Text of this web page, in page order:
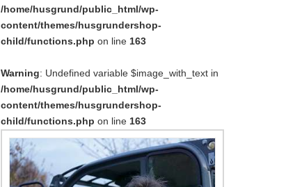
/home/husgrund/public_html/wp-
content/themes/husgrundershop-
child/functions.php on line 163
Warning: Undefined variable $image_with_text in
/home/husgrund/public_html/wp-
content/themes/husgrundershop-
child/functions.php on line 163